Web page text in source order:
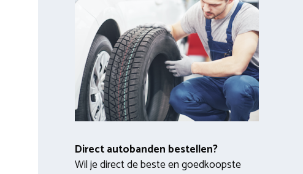
Direct autobanden bestellen?
Wil je direct de beste en goedkoopste